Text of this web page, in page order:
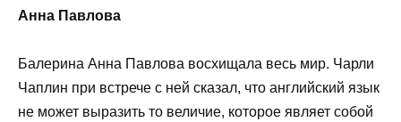
Анна Павлова
Балерина Анна Павлова восхищала весь мир. Чарли
Чаплин при встрече с ней сказал, что английский язык
не может выразить то величие, которое являет собой